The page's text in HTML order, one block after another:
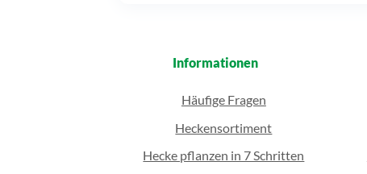
Informationen
Häufige Fragen
Heckensortiment
Hecke pflanzen in 7 Schritten